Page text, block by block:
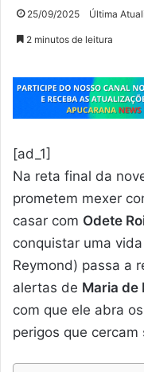
25/09/2025 Última
2 minutos de leitura
[ad_1]
Na reta final da
prometem mexer
casar com Odete
conquistar uma
Reymond) passa a
alertas de Maria de
com que ele abra
perigos que cercam